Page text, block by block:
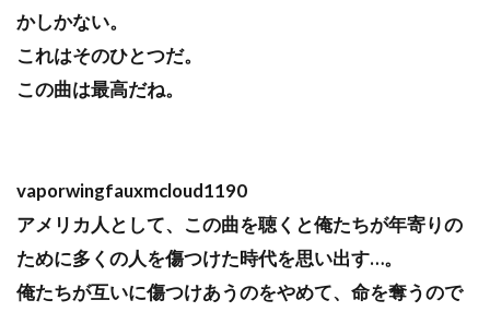
かしかない。
これはそのひとつだ。
この曲は最高だね。
vaporwingfauxmcloud1190
アメリカ人として、この曲を聴くと俺たちが年寄りの
ために多くの人を傷つけた時代を思い出す…。
俺たちが互いに傷つけあうのをやめて、命を奪うので